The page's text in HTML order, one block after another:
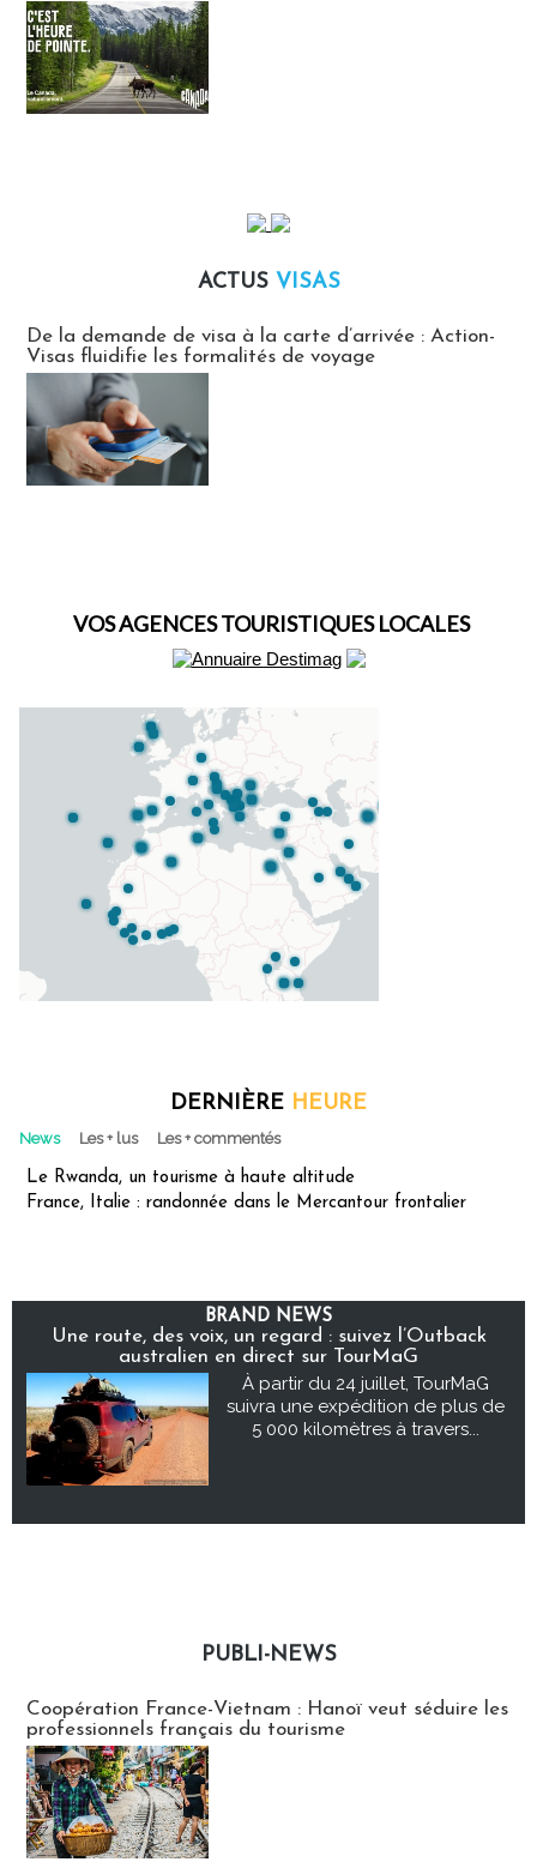
ACTUS VISAS
De la demande de visa à la carte d’arrivée : Action-
Visas fluidifie les formalités de voyage
VOS AGENCES TOURISTIQUES LOCALES
DERNIÈRE HEURE
News Les + lus Les + commentés
Le Rwanda, un tourisme à haute altitude
France, Italie : randonnée dans le Mercantour frontalier
BRAND NEWS
Une route, des voix, un regard : suivez l’Outback
australien en direct sur TourMaG
À partir du 24 juillet, TourMaG
suivra une expédition de plus de
5 000 kilomètres à travers...
PUBLI-NEWS
Coopération France-Vietnam : Hanoï veut séduire les
professionnels français du tourisme